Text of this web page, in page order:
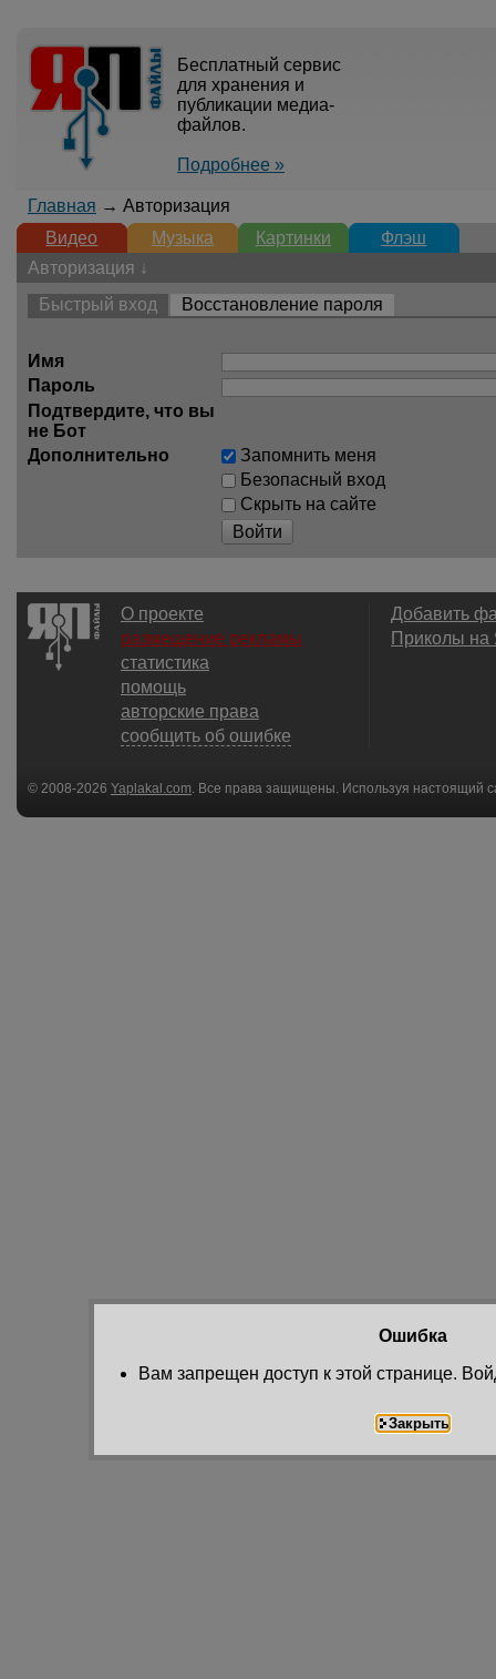
Бесплатный сервис
для хранения и
публикации медиа-
файлов.
Подробнее »
Главная → Авторизация
Видео
Музыка Картинки
Флэш
Авторизация ↓
Быстрый вход
Восстановление пароля
Имя
Пароль
Подтвердите, что вы
не Бот
Дополнительно
Запомнить меня
Безопасный вход
Скрыть на сайте
Войти
О проекте
размещение рекламы
статистика
помощь
авторские права
сообщить об ошибке
Добавить
Приколы
© 2008-2026 Yaplakal.com . Все права защищены. Используя настоящий
соглашения.
Ошибка
Вам запрещен доступ к этой странице.